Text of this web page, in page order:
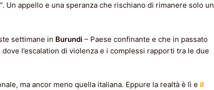
Un appello e una speranza che rischiano di rimanere solo un
settimane in Burundi – Paese confinante e che in passato
l’escalation di violenza e i complessi rapporti tra le due
ma ancor meno quella italiana. Eppure la realtà è lì e il